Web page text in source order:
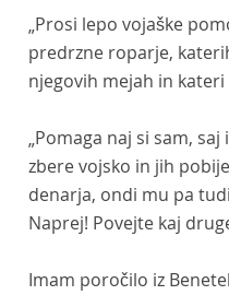
„Prosi lepo vojaške
predrzne roparje,
njegovih mejah in
„Pomaga naj si sam,
zbere vojsko in jih
denarja, ondi mu pa
Naprej! Povejte kaj
Imam poročilo iz